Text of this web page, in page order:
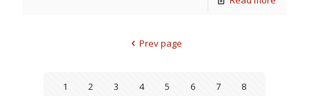
Prev page
1 2 3 4 5 6 7
8